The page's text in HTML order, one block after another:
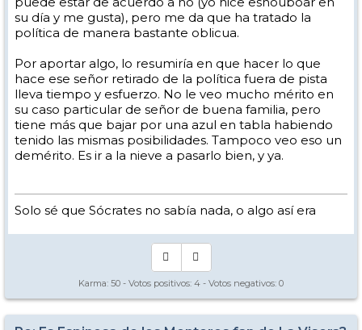
su día y me gusta), pero me da que ha tratado la
política de manera bastante oblicua.
Por aportar algo, lo resumiría en que hacer lo que
hace ese señor retirado de la política fuera de pista
lleva tiempo y esfuerzo. No le veo mucho mérito en
su caso particular de señor de buena familia, pero
tiene más que bajar por una azul en tabla habiendo
tenido las mismas posibilidades. Tampoco veo eso un
demérito. Es ir a la nieve a pasarlo bien, y ya.
Solo sé que Sócrates no sabía nada, o algo así era
Karma: 50 - Votos positivos: 4 - Votos negativos: 0